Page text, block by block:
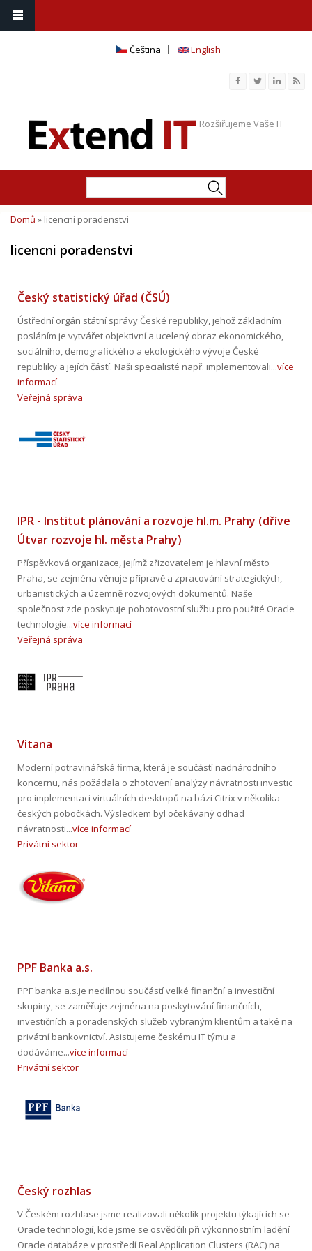
Čeština English
Rozšiřujeme Vaše IT
Jste zde
Domů » licencni poradenstvi
licencni poradenstvi
Český statistický úřad (ČSÚ)
Ústřední orgán státní správy České republiky, jehož základním
posláním je vytvářet objektivní a ucelený obraz ekonomického,
sociálního, demografického a ekologického vývoje České
republiky a jejích částí. Naši specialisté např. implementovali...více
informací
Veřejná správa
IPR - Institut plánování a rozvoje hl.m. Prahy (dříve
Útvar rozvoje hl. města Prahy)
Příspěvková organizace, jejímž zřizovatelem je hlavní město
Praha, se zejména věnuje přípravě a zpracování strategických,
urbanistických a územně rozvojových dokumentů. Naše
společnost zde poskytuje pohotovostní službu pro použité Oracle
technologie...více informací
Veřejná správa
Vitana
Moderní potravinářská firma, která je součástí nadnárodního
koncernu, nás požádala o zhotovení analýzy návratnosti investic
pro implementaci virtuálních desktopů na bázi Citrix v několika
českých pobočkách. Výsledkem byl očekávaný odhad
návratnosti...více informací
Privátní sektor
PPF Banka a.s.
PPF banka a.s.je nedílnou součástí velké finanční a investiční
skupiny, se zaměřuje zejména na poskytování finančních,
investičních a poradenských služeb vybraným klientům a také na
privátní bankovnictví. Asistujeme českému IT týmu a
dodáváme...více informací
Privátní sektor
Český rozhlas
V Českém rozhlase jsme realizovali několik projektu týkajících se
Oracle technologií, kde jsme se osvědčili při výkonnostním ladění
Oracle databáze v prostředí Real Application Clusters (RAC) na